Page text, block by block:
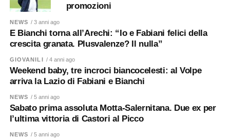
promozioni
NEWS / 3 anni ago
E Bianchi torna all’Arechi: “Io e Fabiani felici della
crescita granata. Plusvalenze? Il nulla”
GIOVANILI / 4 anni ago
Weekend baby, tre incroci biancocelesti: al Volpe
arriva la Lazio di Fabiani e Bianchi
NEWS / 5 anni ago
Sabato prima assoluta Motta-Salernitana. Due ex per
l’ultima vittoria di Castori al Picco
NEWS / 5 anni ago